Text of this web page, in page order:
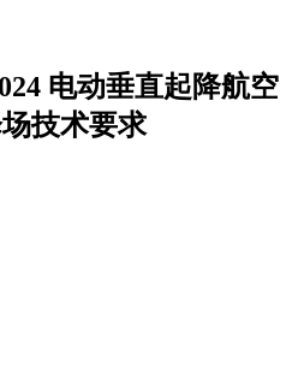
电动垂直起降航空
技术要求